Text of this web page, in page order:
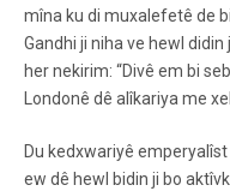
mîna ku di muxalefetê de
Gandhi ji niha ve hewl
her nekirim: “Divê em bi
Londonê dê alîkariya me
Du kedxwariyê
ew dê hewl bidin ji bo